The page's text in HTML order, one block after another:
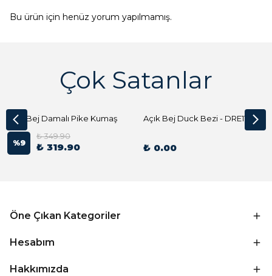
Bu ürün için henüz yorum yapılmamış.
Çok Satanlar
Açık Bej Damalı Pike Kumaş
%9
₺ 349.90
₺ 319.90
Açık Bej Duck Bezi - DRE1144 Kumaş Peçete
₺ 0.00
Öne Çıkan Kategoriler
Hesabım
Hakkımızda